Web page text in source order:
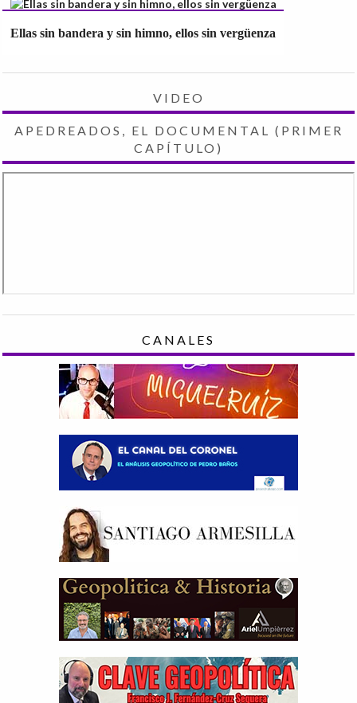
Ellas sin bandera y sin himno, ellos sin vergüenza
VIDEO
APEDREADOS, EL DOCUMENTAL (PRIMER
CAPÍTULO)
CANALES